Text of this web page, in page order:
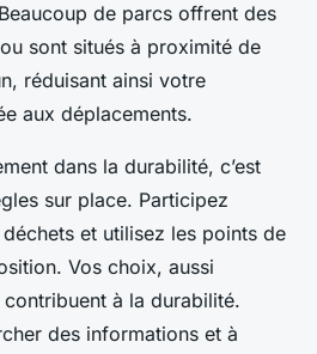
de parcs offrent des
sont situés à proximité de
réduisant ainsi votre
aux déplacements.
dans la durabilité, c’est
sur place. Participez
et utilisez les points de
Vos choix, aussi
à la durabilité.
des informations et à